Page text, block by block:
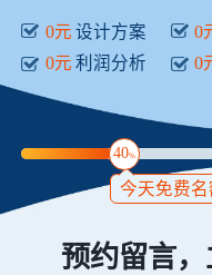
0元 设计方案 0
0元 利润分析 0
40%
今天免费名
预约留言